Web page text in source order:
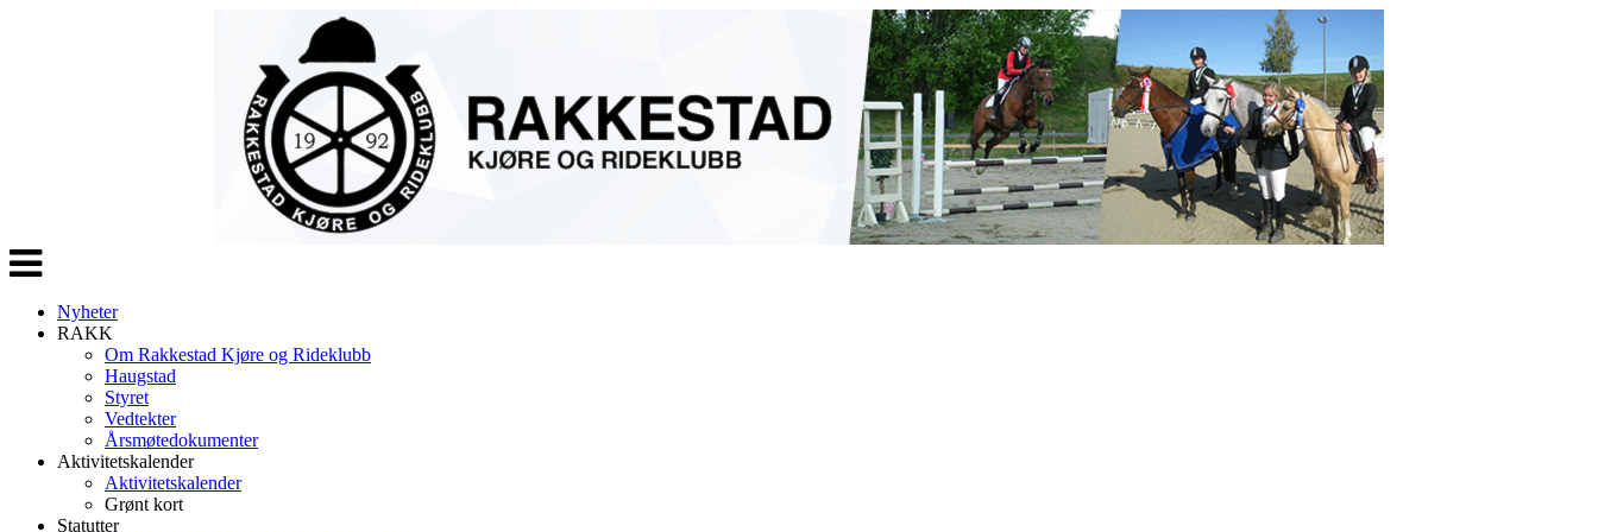
Veksle
navigasjon
Nyheter
RAKK
Om Rakkestad Kjøre og Rideklubb
Haugstad
Styret
Vedtekter
Årsmøtedokumenter
Aktivitetskalender
Aktivitetskalender
Grønt kort
Statutter